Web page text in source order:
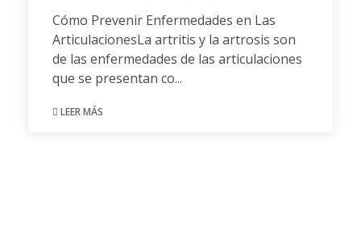
Cómo Prevenir Enfermedades en Las
ArticulacionesLa artritis y la artrosis son
de las enfermedades de las articulaciones
que se presentan co...
LEER MÁS